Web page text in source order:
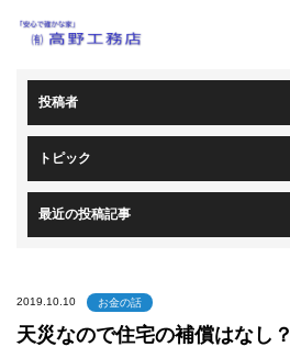
投稿者
トピック
最近の投稿記事
2019.10.10 お金の話
天災なので住宅の補償はなし？